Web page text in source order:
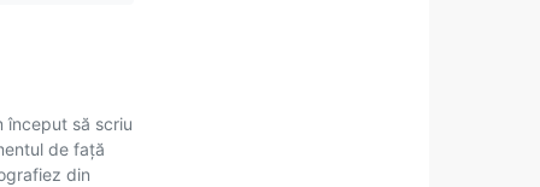
început să scriu
de față
din